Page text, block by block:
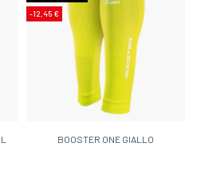
-12,45 €
BOOSTER ONE GIALLO